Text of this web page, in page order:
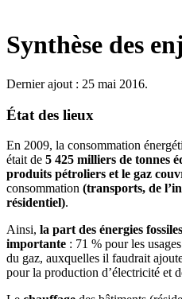
Synthèse des
Dernier ajout : 25 mai 2016.
État des lieux
En 2009, la consommation
était de 5 425 milliers de tonnes
produits pétroliers et le gaz
consommation (transports, de
résidentiel).
Ainsi, la part des énergies
importante : 71 % pour les
du gaz, auxquelles il faudrait
pour la production d’électricité et